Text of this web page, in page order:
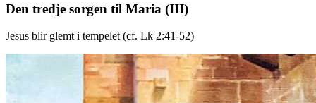
Den tredje sorgen til Maria (III)
Jesus blir glemt i tempelet (cf. Lk 2:41-52)